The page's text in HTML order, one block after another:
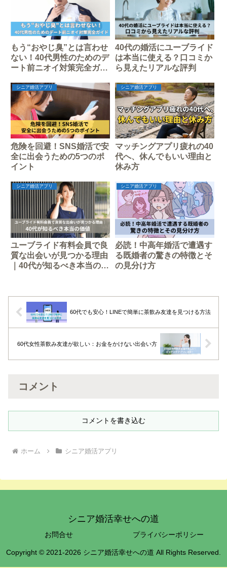
もう“おやじ臭”とは言わせ
ない！40代男性のためのデ
ート前ニオイ対策完全ガイ
40代の婚活にユーブライド
は本当に使える？口コミか
ら見えたリアルな評判
シニア婚活アプリ
危険を回避！SNS婚活で安
全に出会うための5つのポ
イント
シニア婚活アプリ
マッチングアプリ疲れの40
代へ、休んでもいい理由と
休み方
シニア婚活アプリ
ユーブライド有料会員で良
質な出会いが見つかる理由
｜40代が知るべき本当の価
シニア婚活アプリ
必読！中高年婚活で遭遇す
る既婚者の驚きの特徴とそ
の見分け方
60代でも安心！LINEで簡単に茶飲み友達を見つける方法
60代女性茶飲み友達が欲しい：お金をかけない出会い方
コメント
コメントを書き込む
ホーム シニア婚活アプリ
シニア婚活幸せへの道
お問合せ プライバシーポリシー
Copyright © 2021-2026 シニア婚活幸せへの道 All Rights Reserved.